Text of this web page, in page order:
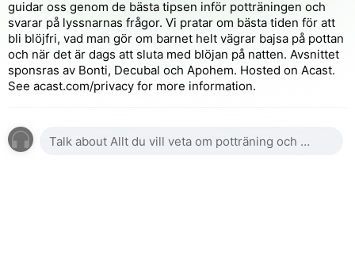
guidar oss genom de bästa tipsen inför potträningen och
svarar på lyssnarnas frågor. Vi pratar om bästa tiden för att
bli blöjfri, vad man gör om barnet helt vägrar bajsa på pottan
och när det är dags att sluta med blöjan på natten. Avsnittet
sponsras av Bonti, Decubal och Apohem. Hosted on Acast.
See acast.com/privacy for more information.